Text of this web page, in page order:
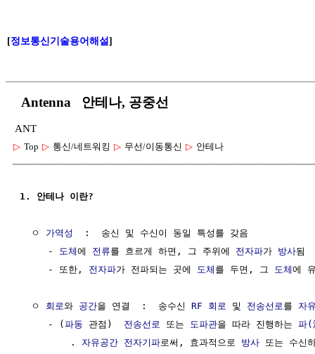
[정보통신기술용어해설]
Antenna 안테나, 공중선
ANT
▷ Top ▷ 통신/네트워킹 ▷ 무선/이동통신 ▷ 안테나
1. 안테나 이란?
  ㅇ
가역성
  :  송신 및 수신이 동일 특성를 갖음
     -
도체에 전류를 흐르게 하면, 그 주위에 전자파가 방사됨
     - 또한,
전자파가 전파되는 곳에 도체 를 두면, 그 도체에
  ㅇ
회로와 공간을 연결  :  송수신 RF 회로 및 전송선로 를 자
     - (
파동 관점) 전송선로 또는 도파관을 따라 진행하는 파(
         .
자유공간 전자기파로써, 효과적으로 방사 또는 수신